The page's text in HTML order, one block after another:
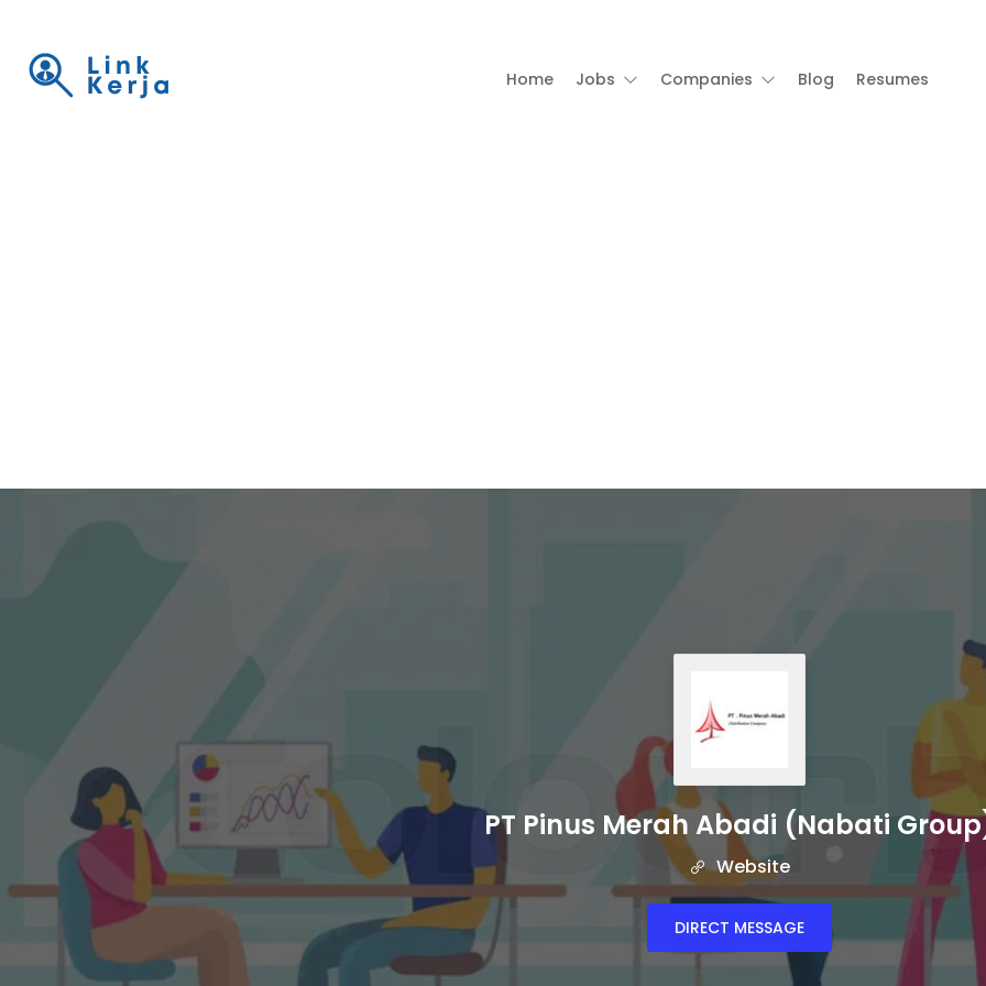
Home Jobs Companies Blog Resumes
PT Pinus Merah Abadi (Nabati
Website
DIRECT MESSAGE